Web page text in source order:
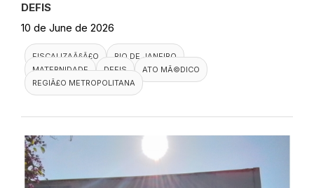
DEFIS
10 de June de 2026
FISCALIZAÃ§Ã£O
RIO DE JANEIRO
MATERNIDADE
DEFIS
ATO MÃ©DICO
REGIÃ£O METROPOLITANA